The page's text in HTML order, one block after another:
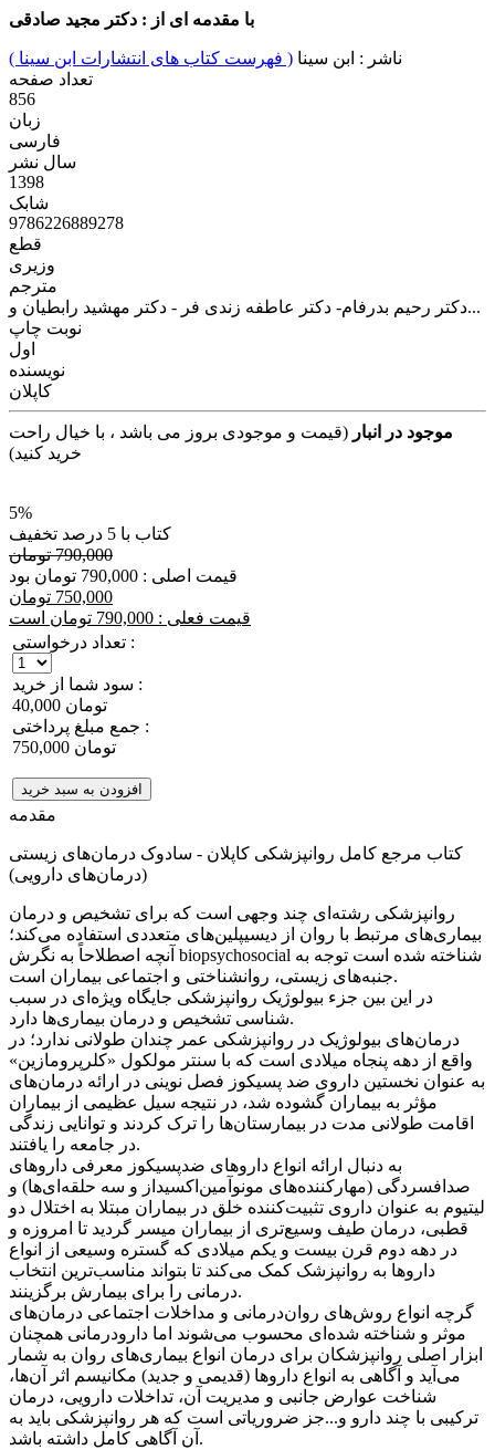
با مقدمه ای از : دکتر مجید صادقی
ناشر : ابن سینا ( فهرست کتاب های انتشارات ابن سینا )
تعداد صفحه
856
زبان
فارسی
سال نشر
1398
شابک
9786226889278
قطع
وزیری
مترجم
دکتر رحیم بدرفام- دکتر عاطفه زندی فر - دکتر مهشید رابطیان و...
نوبت چاپ
اول
نویسنده
کاپلان
موجود در انبار (قیمت و موجودی بروز می باشد ، با خیال راحت
خرید کنید)
5%
کتاب با 5 درصد تخفیف
790,000 تومان
قیمت اصلی : 790,000 تومان بود
750,000 تومان
قیمت فعلی : 790,000 تومان است
تعداد درخواستی :
سود شما از خرید :
40,000 تومان
جمع مبلغ پرداختی :
750,000 تومان
افزودن به سبد خرید
مقدمه
کتاب مرجع کامل روانپزشکی کاپلان - سادوک درمان‌های زیستی
(درمان‌های دارویی)
روانپزشکی رشته‌ای چند وجهی است که برای تشخیص و درمان
بیماری‌های مرتبط با روان از دیسیپلین‌های متعددی استفاده می‌کند؛
آنچه اصطلاحاً به نگرش biopsychosocial شناخته شده است توجه به
جنبه‌های زیستی، روانشناختی و اجتماعی بیماران است.
در این بین جزء بیولوژیک روانپزشکی جایگاه ویژه‌ای در سبب
شناسی تشخیص و درمان بیماری‌ها دارد.
درمان‌های بیولوژیک در روانپزشکی عمر چندان طولانی ندارد؛ در
واقع از دهه پنجاه میلادی است که با سنتر مولکول «کلرپرومازین»
به عنوان نخستین داروی ضد پسیکوز فصل نوینی در ارائه درمان‌های
مؤثر به بیماران گشوده شد، در نتیجه سیل عظیمی از بیماران
اقامت طولانی مدت در بیمارستان‌ها را ترک کردند و توانایی زندگی
در جامعه را یافتند.
به دنبال ارائه انواع داروهای ضدپسیکوز معرفی داروهای
صدافسردگی (مهارکننده‌های مونوآمین‌اکسیداز و سه حلقه‌ای‌ها) و
لیتیوم به عنوان داروی تثبیت‌کننده خلق در بیماران مبتلا به اختلال دو
قطبی، درمان طیف وسیع‌تری از بیماران میسر گردید تا امروزه و
در دهه دوم قرن بیست و یکم میلادی که گستره وسیعی از انواع
داروها به روانپزشک کمک می‌کند تا بتواند مناسب‌ترین انتخاب
درمانی را برای بیمارش برگزینند.
گرچه انواع روش‌های روان‌درمانی و مداخلات اجتماعی درمان‌های
موثر و شناخته شده‌ای محسوب می‌شوند اما دارودرمانی همچنان
ابزار اصلی روانپزشکان برای درمان انواع بیماری‌های روان به شمار
می‌آید و آگاهی به انواع داروها (قدیمی و جدید) مکانیسم اثر آن‌ها،
شناخت عوارض جانبی و مدیریت آن، تداخلات دارویی، درمان
ترکیبی با چند دارو و...جز ضروریاتی است که هر روانپزشکی باید به
آن آگاهی کامل داشته باشد.